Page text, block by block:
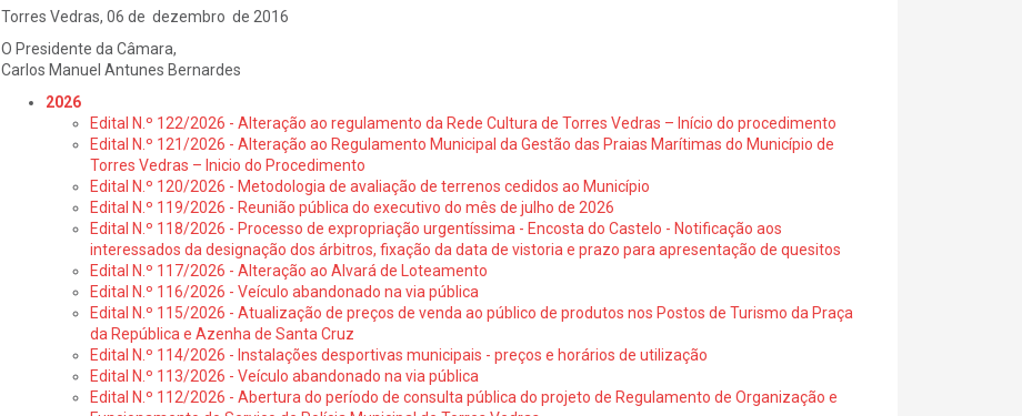
Torres Vedras, 06 de dezembro de 2016
O Presidente da Câmara,
Carlos Manuel Antunes Bernardes
2026
Edital N.º 122/2026 - Alteração ao regulamento da Rede Cultura de Torres Vedras – Início do procedimento
Edital N.º 121/2026 - Alteração ao Regulamento Municipal da Gestão das Praias Marítimas do Município de
Torres Vedras – Inicio do Procedimento
Edital N.º 120/2026 - Metodologia de avaliação de terrenos cedidos ao Município
Edital N.º 119/2026 - Reunião pública do executivo do mês de julho de 2026
Edital N.º 118/2026 - Processo de expropriação urgentíssima - Encosta do Castelo - Notificação aos
interessados da designação dos árbitros, fixação da data de vistoria e prazo para apresentação de quesitos
Edital N.º 117/2026 - Alteração ao Alvará de Loteamento
Edital N.º 116/2026 - Veículo abandonado na via pública
Edital N.º 115/2026 - Atualização de preços de venda ao público de produtos nos Postos de Turismo da Praça
da República e Azenha de Santa Cruz
Edital N.º 114/2026 - Instalações desportivas municipais - preços e horários de utilização
Edital N.º 113/2026 - Veículo abandonado na via pública
Edital N.º 112/2026 - Abertura do período de consulta pública do projeto de Regulamento de Organização e